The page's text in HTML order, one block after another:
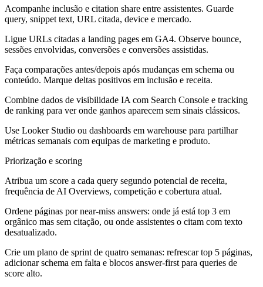
Acompanhe inclusão e citation share entre assistentes. Guarde
query, snippet text, URL citada, device e mercado.
Ligue URLs citadas a landing pages em GA4. Observe bounce,
sessões envolvidas, conversões e conversões assistidas.
Faça comparações antes/depois após mudanças em schema ou
conteúdo. Marque deltas positivos em inclusão e receita.
Combine dados de visibilidade IA com Search Console e tracking
de ranking para ver onde ganhos aparecem sem sinais clássicos.
Use Looker Studio ou dashboards em warehouse para partilhar
métricas semanais com equipas de marketing e produto.
Priorização e scoring
Atribua um score a cada query segundo potencial de receita,
frequência de AI Overviews, competição e cobertura atual.
Ordene páginas por near-miss answers: onde já está top 3 em
orgânico mas sem citação, ou onde assistentes o citam com texto
desatualizado.
Crie um plano de sprint de quatro semanas: refrescar top 5 páginas,
adicionar schema em falta e blocos answer-first para queries de
score alto.